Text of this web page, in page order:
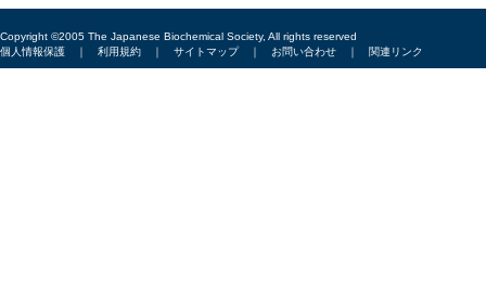
Copyright ©2005 The Japanese Biochemical Society, All rights reserved
個人情報保護 ｜ 利用規約 ｜ サイトマップ｜ お問い合わせ ｜ 関連リンク